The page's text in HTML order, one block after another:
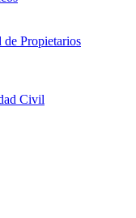
de Propietarios
Civil